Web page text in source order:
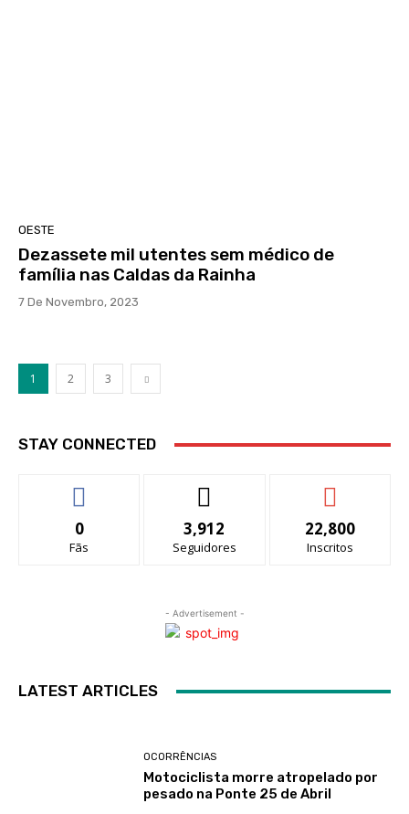
OESTE
Dezassete mil utentes sem médico de
família nas Caldas da Rainha
7 De Novembro, 2023
1 2 3
STAY CONNECTED
0
Fãs
3,912
Seguidores
22,800
Inscritos
- Advertisement -
LATEST ARTICLES
OCORRÊNCIAS
Motociclista morre atropelado por
pesado na Ponte 25 de Abril